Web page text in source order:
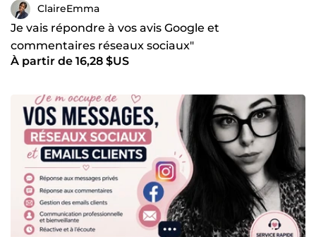
ClaireEmma
Je vais répondre à vos avis Google et
commentaires réseaux sociaux"
À partir de 16,28 $US